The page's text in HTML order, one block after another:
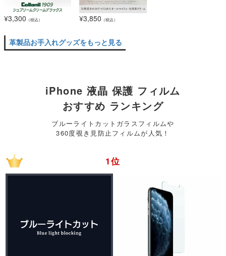
¥3,300 （税込） ¥3,850 （税込）
革製品お手入れグッズをもっと見る
iPhone 液晶 保護 フィルム
おすすめ ランキング
ブルーライトカットガラスフィルムや
360度覗き見防止フィルムが人気！
1位